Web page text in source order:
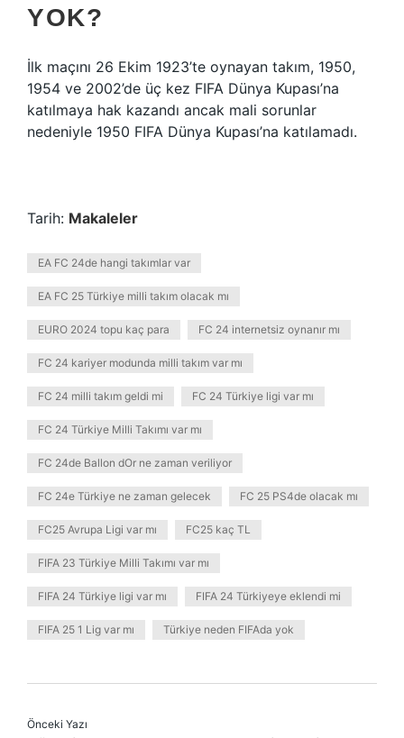
YOK?
İlk maçını 26 Ekim 1923’te oynayan takım, 1950,
1954 ve 2002’de üç kez FIFA Dünya Kupası’na
katılmaya hak kazandı ancak mali sorunlar
nedeniyle 1950 FIFA Dünya Kupası’na katılamadı.
Tarih: Makaleler
EA FC 24de hangi takımlar var
EA FC 25 Türkiye milli takım olacak mı
EURO 2024 topu kaç para FC 24 internetsiz oynanır mı
FC 24 kariyer modunda milli takım var mı
FC 24 milli takım geldi mi FC 24 Türkiye ligi var mı
FC 24 Türkiye Milli Takımı var mı
FC 24de Ballon dOr ne zaman veriliyor
FC 24e Türkiye ne zaman gelecek FC 25 PS4de olacak mı
FC25 Avrupa Ligi var mı FC25 kaç TL
FIFA 23 Türkiye Milli Takımı var mı
FIFA 24 Türkiye ligi var mı FIFA 24 Türkiyeye eklendi mi
FIFA 25 1 Lig var mı Türkiye neden FIFAda yok
Önceki Yazı